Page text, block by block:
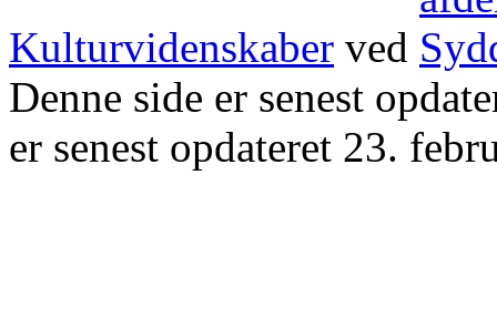
Kulturvidenskaber ved
Denne side er senest
er senest opdateret 23.